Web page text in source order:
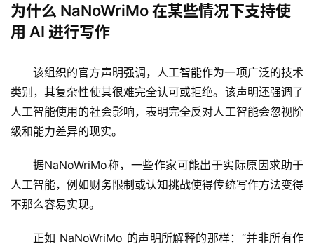
为什么 NaNoWriMo 在某些情况下支持使
用 AI 进行写作
该组织的官方声明强调，人工智能作为一项广泛的技术
类别，其复杂性使其很难完全认可或拒绝。该声明还强调了
人工智能使用的社会影响，表明完全反对人工智能会忽视阶
级和能力差异的现实。
据NaNoWriMo称，一些作家可能出于实际原因求助于
人工智能，例如财务限制或认知挑战使得传统写作方法变得
不那么容易实现。
正如 NaNoWriMo 的声明所解释的那样：“并非所有作